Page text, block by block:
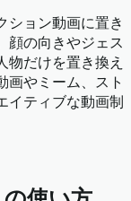
ション動画に置き
顔の向きやジェス
物だけを置き換え
画やミーム、スト
イティブな動画制